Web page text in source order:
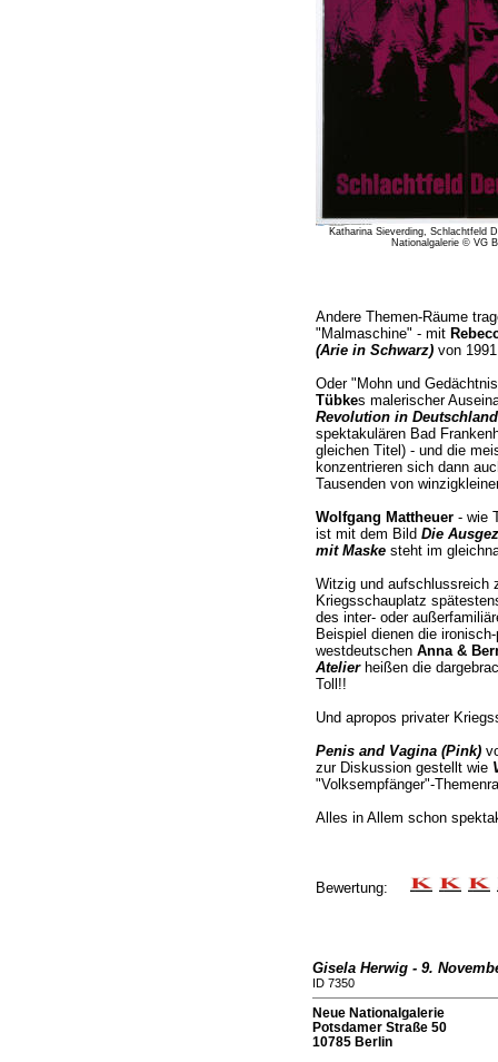
Katharina Sieverding, Schlachtfeld
Nationalgalerie © VG
Andere Themen-Räume
"Malmaschine" - mit
(Arie in Schwarz)von
Oder "Mohn und
Tübkes malerischer
Revolution in Deutschland
spektakulären Bad
gleichen Titel) - und die
konzentrieren sich dann
Tausenden von
Wolfgang Mattheuer- wie
ist mit dem Bild Die
mit Maskesteht im
Witzig und aufschlussreich
Kriegsschauplatz
des inter- oder
Beispiel dienen die
westdeutschen Anna &
Atelierheißen die
Toll!!
Und apropos privater
Penis and Vagina (Pink)
zur Diskussion gestellt wie
"Volksempfänger"-
Alles in Allem schon
Bewertung:
Gisela Herwig - 9.
ID 7350
Neue Nationalgalerie
Potsdamer Straße 50
10785 Berlin